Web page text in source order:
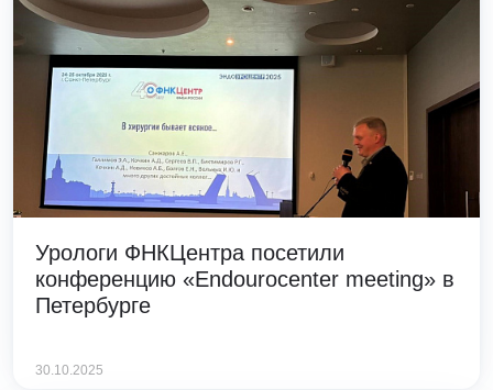
Урологи ФНКЦентра посетили
конференцию «Endourocenter meeting» в
Петербурге
30.10.2025